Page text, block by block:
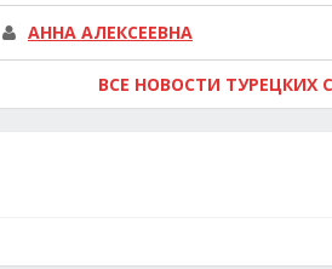
АННА АЛЕКСЕЕВНА
ВСЕ НОВОСТИ ТУРЕЦКИХ